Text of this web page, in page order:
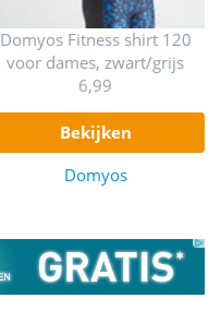
Domyos Fitness shirt 120
voor dames, zwart/grijs
6,99
bekijken
Domyos